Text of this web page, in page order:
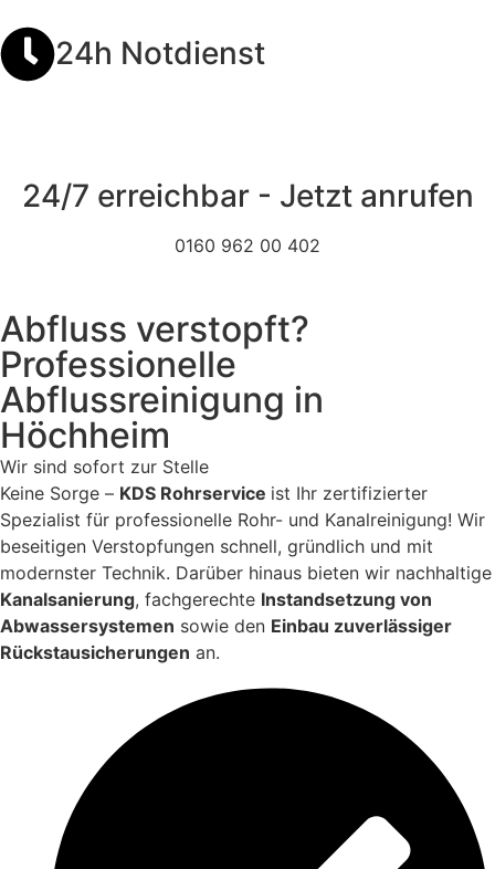
24h Notdienst
24/7 erreichbar - Jetzt anrufen
0160 962 00 402
Abfluss verstopft?
Professionelle
Abflussreinigung in
Höchheim
Wir sind sofort zur Stelle
Keine Sorge – KDS Rohrservice ist Ihr zertifizierter
Spezialist für professionelle Rohr- und Kanalreinigung! Wir
beseitigen Verstopfungen schnell, gründlich und mit
modernster Technik. Darüber hinaus bieten wir nachhaltige
Kanalsanierung, fachgerechte Instandsetzung von
Abwassersystemen sowie den Einbau zuverlässiger
Rückstausicherungen an.